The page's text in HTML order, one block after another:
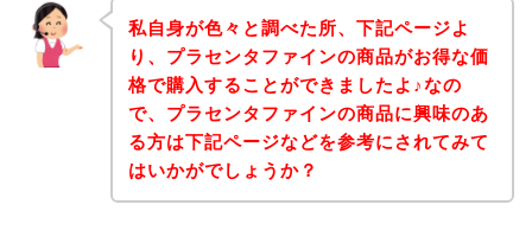
私自身が色々と調べた所、下記ページよ
り、プラセンタファインの商品がお得な価
格で購入することができましたよ♪なの
で、プラセンタファインの商品に興味のあ
る方は下記ページなどを参考にされてみて
はいかがでしょうか？